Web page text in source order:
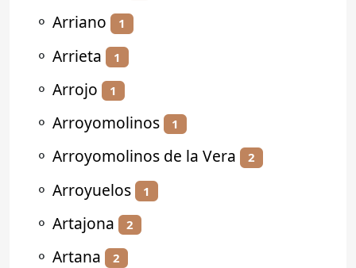
⚬ Arriano 1
⚬ Arrieta 1
⚬ Arrojo 1
⚬ Arroyomolinos 1
⚬ Arroyomolinos de la Vera 2
⚬ Arroyuelos 1
⚬ Artajona 2
⚬ Artana 2